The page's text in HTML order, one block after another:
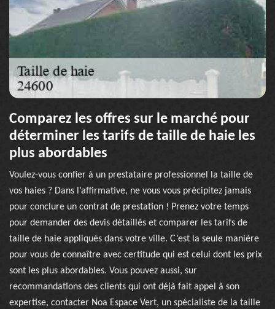
Comparez les offres sur le marché pour
déterminer les tarifs de taille de haie les
plus abordables
Voulez-vous confier à un prestataire professionnel la taille de
vos haies ? Dans l’affirmative, ne vous vous précipitez jamais
pour conclure un contrat de prestation ! Prenez votre temps
pour demander des devis détaillés et comparer les tarifs de
taille de haie appliqués dans votre ville. C’est la seule manière
pour vous de connaître avec certitude qui est celui dont les prix
sont les plus abordables. Vous pouvez aussi, sur
recommandations des clients qui ont déjà fait appel à son
expertise, contacter Noa Espace Vert, un spécialiste de la taille